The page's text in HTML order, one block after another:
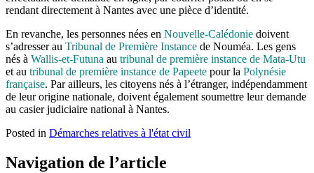
rendant directement à Nantes avec une pièce d’identité.
En revanche, les personnes nées en Nouvelle-Calédonie doivent
s’adresser au Tribunal de Première Instance de Nouméa. Les gens
nés à Wallis-et-Futuna au tribunal de première instance de Mata-Utu
et au tribunal de première instance de Papeete pour la Polynésie
française. Par ailleurs, les citoyens nés à l’étranger, indépendamment
de leur origine nationale, doivent également soumettre leur demande
au casier judiciaire national à Nantes.
Posted in Démarches relatives à l'état civil
Navigation de l’article